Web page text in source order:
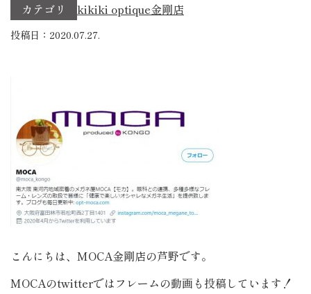
カテゴリ kikiki optique金剛店
投稿日：2020.07.27.
こんにちは、MOCA金剛店の芦野です。
MOCAのtwitterではフレームの動画も投稿しています！